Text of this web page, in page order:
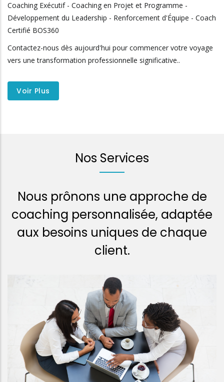
Coaching Exécutif - Coaching en Projet et Programme -
Développement du Leadership - Renforcement d'Équipe - Coach
Certifié BOS360
Contactez-nous dès aujourd'hui pour commencer votre voyage
vers une transformation professionnelle significative..
Voir Plus
Nos Services
Nous prônons une approche de
coaching personnalisée, adaptée
aux besoins uniques de chaque
client.